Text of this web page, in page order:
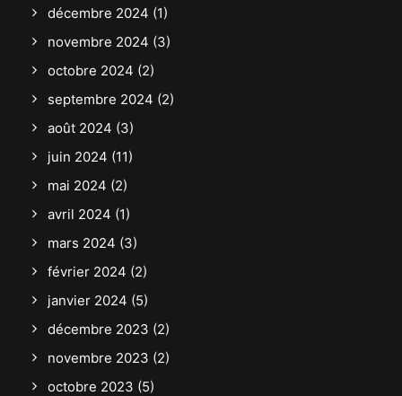
décembre 2024 (1)
novembre 2024 (3)
octobre 2024 (2)
septembre 2024 (2)
août 2024 (3)
juin 2024 (11)
mai 2024 (2)
avril 2024 (1)
mars 2024 (3)
février 2024 (2)
janvier 2024 (5)
décembre 2023 (2)
novembre 2023 (2)
octobre 2023 (5)